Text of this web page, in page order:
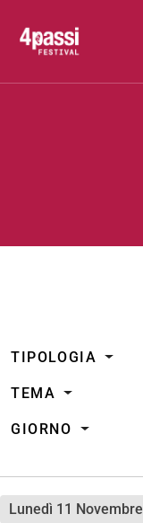
TIPOLOGIA
TEMA
GIORNO
lunedì 11 Novembre